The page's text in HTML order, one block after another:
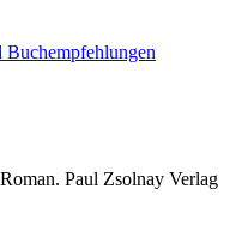
Paul Zsolnay Verlag